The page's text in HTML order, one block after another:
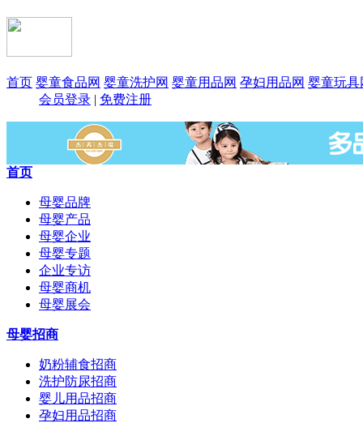
首页 婴童食品网 婴童洗护网 婴童用品网 孕妇用品网 婴童玩具
会员登录 | 免费注册
首页
母婴品牌
母婴产品
母婴企业
母婴专题
企业专访
母婴商机
母婴展会
母婴招商
奶粉辅食招商
洗护防尿招商
婴儿用品招商
孕妇用品招商